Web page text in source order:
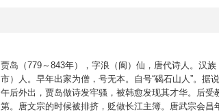
贾岛（779～843年），字浪（阆）仙，唐代诗人。汉
市）人。早年出家为僧，号无本。自号“碣石山人”。据
午后外出，贾岛做诗发牢骚，被韩愈发现其才华。后
第。唐文宗的时候被排挤，贬做长江主簿。唐武宗会昌